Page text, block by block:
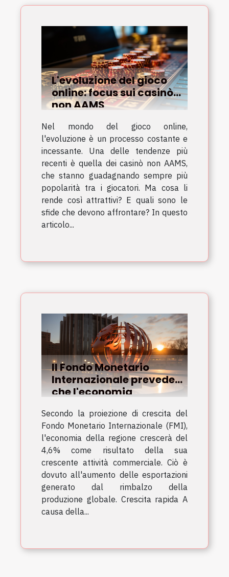
L'evoluzione del gioco
online: focus sui casinò
non AAMS
Nel mondo del gioco online,
l'evoluzione è un processo costante e
incessante. Una delle tendenze più
recenti è quella dei casinò non AAMS,
che stanno guadagnando sempre più
popolarità tra i giocatori. Ma cosa li
rende così attrattivi? E quali sono le
sfide che devono affrontare? In questo
articolo...
Il Fondo Monetario
Internazionale prevede
che l'economia
crescerà quest'anno
grazie alle esportazioni
Secondo la proiezione di crescita del
Fondo Monetario Internazionale (FMI),
l'economia della regione crescerà del
4,6% come risultato della sua
crescente attività commerciale. Ciò è
dovuto all'aumento delle esportazioni
generato dal rimbalzo della
produzione globale. Crescita rapida A
causa della...